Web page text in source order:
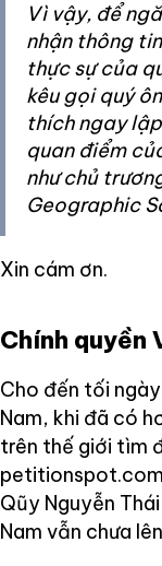
Vì vậy, để
nhận thông
thực sự của
kêu gọi quý
thích ngay
quan điểm
như chủ
Geographic
Xin cám ơn.
Chính quyền
Cho đến tối
Nam, khi đã có
trên thế giới tìm
Qũy Nguyễn
Nam vẫn chưa